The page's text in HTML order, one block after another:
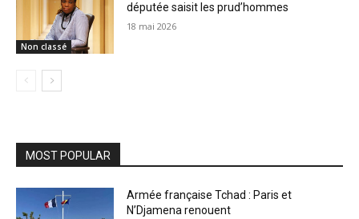
Non classé
députée saisit les prud’hommes
18 mai 2026
MOST POPULAR
Armée française Tchad : Paris et
N’Djamena renouent